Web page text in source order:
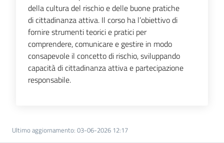
della cultura del rischio e delle buone pratiche
di cittadinanza attiva. Il corso ha l’obiettivo di
fornire strumenti teorici e pratici per
comprendere, comunicare e gestire in modo
consapevole il concetto di rischio, sviluppando
capacità di cittadinanza attiva e partecipazione
responsabile.
Ultimo aggiornamento: 03-06-2026 12:17